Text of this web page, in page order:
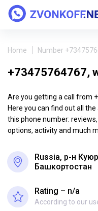
Home Number
+73475764767,
Are you getting a call from
Here you can find out all
this phone number:
options, activity and much
Russia, р-н
Башкортостан
Rating – n/a
According to our